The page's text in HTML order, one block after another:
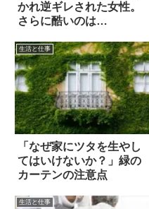
かれ逆ギレされた女性。
さらに酷いのは…
生活と仕事
「なぜ家にツタを生やし
てはいけないか？」緑の
カーテンの注意点
生活と仕事